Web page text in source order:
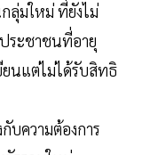
ลุ่มใหม่ ที่ยังไม่
ระชาชนที่อายุ
นแต่ไม่ได้รับสิทธิ
บความต้องการ